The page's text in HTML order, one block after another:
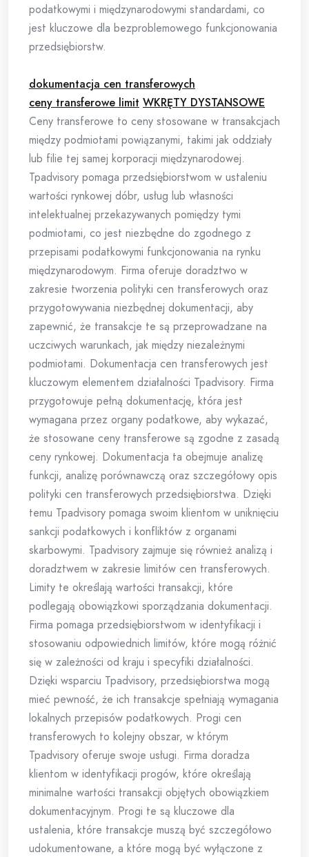
podatkowymi i międzynarodowymi standardami, co
jest kluczowe dla bezproblemowego funkcjonowania
przedsiębiorstw.
dokumentacja cen transferowych
ceny transferowe limit WKRĘTY DYSTANSOWE
Ceny transferowe to ceny stosowane w transakcjach
między podmiotami powiązanymi, takimi jak oddziały
lub filie tej samej korporacji międzynarodowej.
Tpadvisory pomaga przedsiębiorstwom w ustaleniu
wartości rynkowej dóbr, usług lub własności
intelektualnej przekazywanych pomiędzy tymi
podmiotami, co jest niezbędne do zgodnego z
przepisami podatkowymi funkcjonowania na rynku
międzynarodowym. Firma oferuje doradztwo w
zakresie tworzenia polityki cen transferowych oraz
przygotowywania niezbędnej dokumentacji, aby
zapewnić, że transakcje te są przeprowadzane na
uczciwych warunkach, jak między niezależnymi
podmiotami. Dokumentacja cen transferowych jest
kluczowym elementem działalności Tpadvisory. Firma
przygotowuje pełną dokumentację, która jest
wymagana przez organy podatkowe, aby wykazać,
że stosowane ceny transferowe są zgodne z zasadą
ceny rynkowej. Dokumentacja ta obejmuje analizę
funkcji, analizę porównawczą oraz szczegółowy opis
polityki cen transferowych przedsiębiorstwa. Dzięki
temu Tpadvisory pomaga swoim klientom w uniknięciu
sankcji podatkowych i konfliktów z organami
skarbowymi. Tpadvisory zajmuje się również analizą i
doradztwem w zakresie limitów cen transferowych.
Limity te określają wartości transakcji, które
podlegają obowiązkowi sporządzania dokumentacji.
Firma pomaga przedsiębiorstwom w identyfikacji i
stosowaniu odpowiednich limitów, które mogą różnić
się w zależności od kraju i specyfiki działalności.
Dzięki wsparciu Tpadvisory, przedsiębiorstwa mogą
mieć pewność, że ich transakcje spełniają wymagania
lokalnych przepisów podatkowych. Progi cen
transferowych to kolejny obszar, w którym
Tpadvisory oferuje swoje usługi. Firma doradza
klientom w identyfikacji progów, które określają
minimalne wartości transakcji objętych obowiązkiem
dokumentacyjnym. Progi te są kluczowe dla
ustalenia, które transakcje muszą być szczegółowo
udokumentowane, a które mogą być wyłączone z